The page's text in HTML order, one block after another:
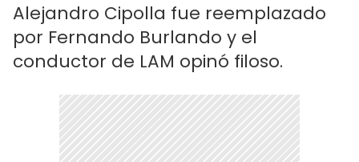
Alejandro Cipolla fue reemplazado
por Fernando Burlando y el
conductor de LAM opinó filoso.